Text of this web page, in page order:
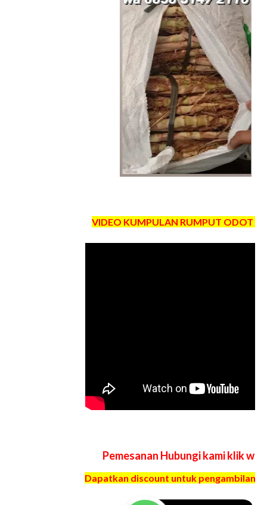
VIDEO KUMPULAN RUMPUT ODOT
Pemesanan Hubungi kami klik
Dapatkan discount untuk pengambilan